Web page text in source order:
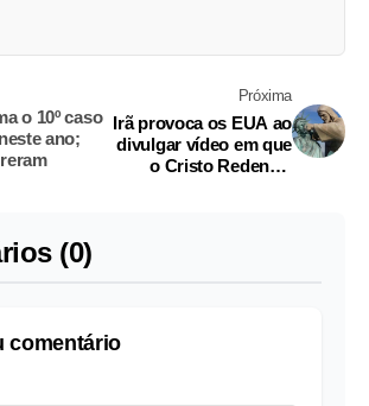
o 10º caso
ano;
Próxima
Irã provoca os EUA ao
divulgar vídeo em que
o Cristo Redentor
(0)
comentário